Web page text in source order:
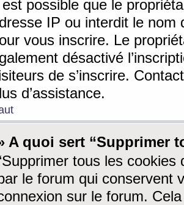
est possible que le
IP ou interdit le nom
vous inscrire. Le
désactivé
de s’inscrire.
d’assistance.
A quoi sert “Supprimer
tous les cookies
le forum qui conservent
sur le forum.